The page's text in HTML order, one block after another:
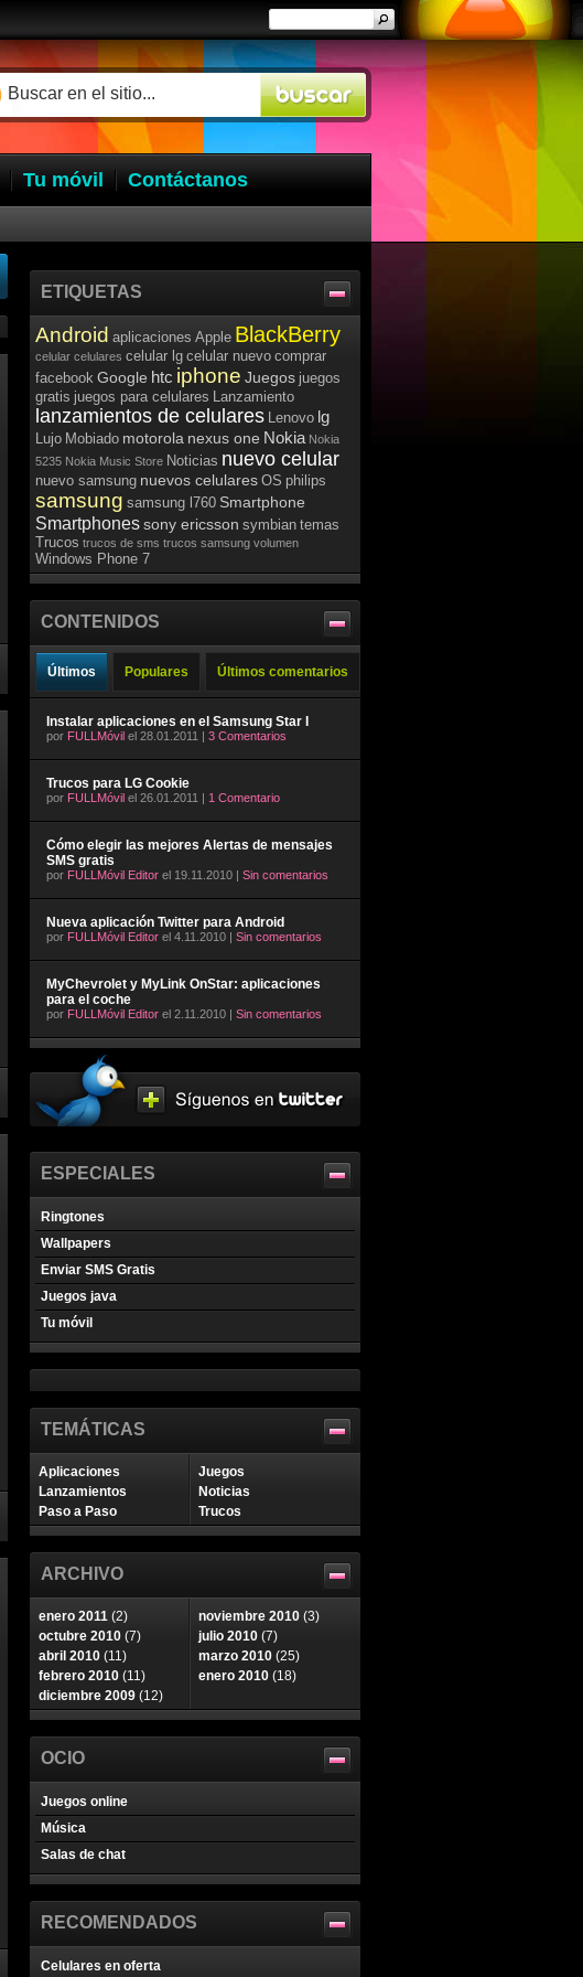
Tu móvil Contáctanos
ETIQUETAS
Android aplicaciones Apple BlackBerry
celular celulares celular lg celular nuevo comprar
facebook Google htc iphone Juegos juegos
gratis juegos para celulares Lanzamiento
lanzamientos de celulares Lenovo lg
Lujo Mobiado motorola nexus one Nokia Nokia
5235 Nokia Music Store Noticias nuevo celular
nuevo samsung nuevos celulares OS philips
samsung samsung l760 Smartphone
Smartphonessony ericsson symbian temas
Trucos trucos de sms trucos samsung volumen
Windows Phone 7
CONTENIDOS
Últimos Populares Últimos comentarios
Instalar aplicaciones en el Samsung Star I
por FULLMóvil el 28.01.2011 | 3 Comentarios
Trucos para LG Cookie
por FULLMóvil el 26.01.2011 | 1 Comentario
Cómo elegir las mejores Alertas de mensajes
SMS gratis
por FULLMóvil Editor el 19.11.2010 | Sin comentarios
Nueva aplicación Twitter para Android
por FULLMóvil Editor el 4.11.2010 | Sin comentarios
MyChevrolet y MyLink OnStar: aplicaciones
para el coche
por FULLMóvil Editor el 2.11.2010 | Sin comentarios
ESPECIALES
Ringtones
Wallpapers
Enviar SMS Gratis
Juegos java
Tu móvil
TEMÁTICAS
Aplicaciones
Juegos
Lanzamientos
Noticias
Paso a Paso
Trucos
ARCHIVO
enero 2011 (2) noviembre 2010 (3)
octubre 2010 (7) julio 2010 (7)
abril 2010 (11) marzo 2010 (25)
febrero 2010 (11) enero 2010 (18)
diciembre 2009 (12)
OCIO
Juegos online
Música
Salas de chat
RECOMENDADOS
Celulares en oferta